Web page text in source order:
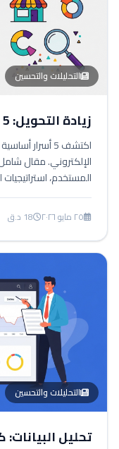
التحليلات والتحسين
زيادة التحويل: 5 أسرار لمتجرك الإلكتروني
اكتشف 5 أسرار
الإلكتروني. مقال
المستخدم،
البيانات لمتاجر زد،
٢٥ مايو ٢٠٢٦ 18 د.ق
التحليلات والتحسين
تحليل